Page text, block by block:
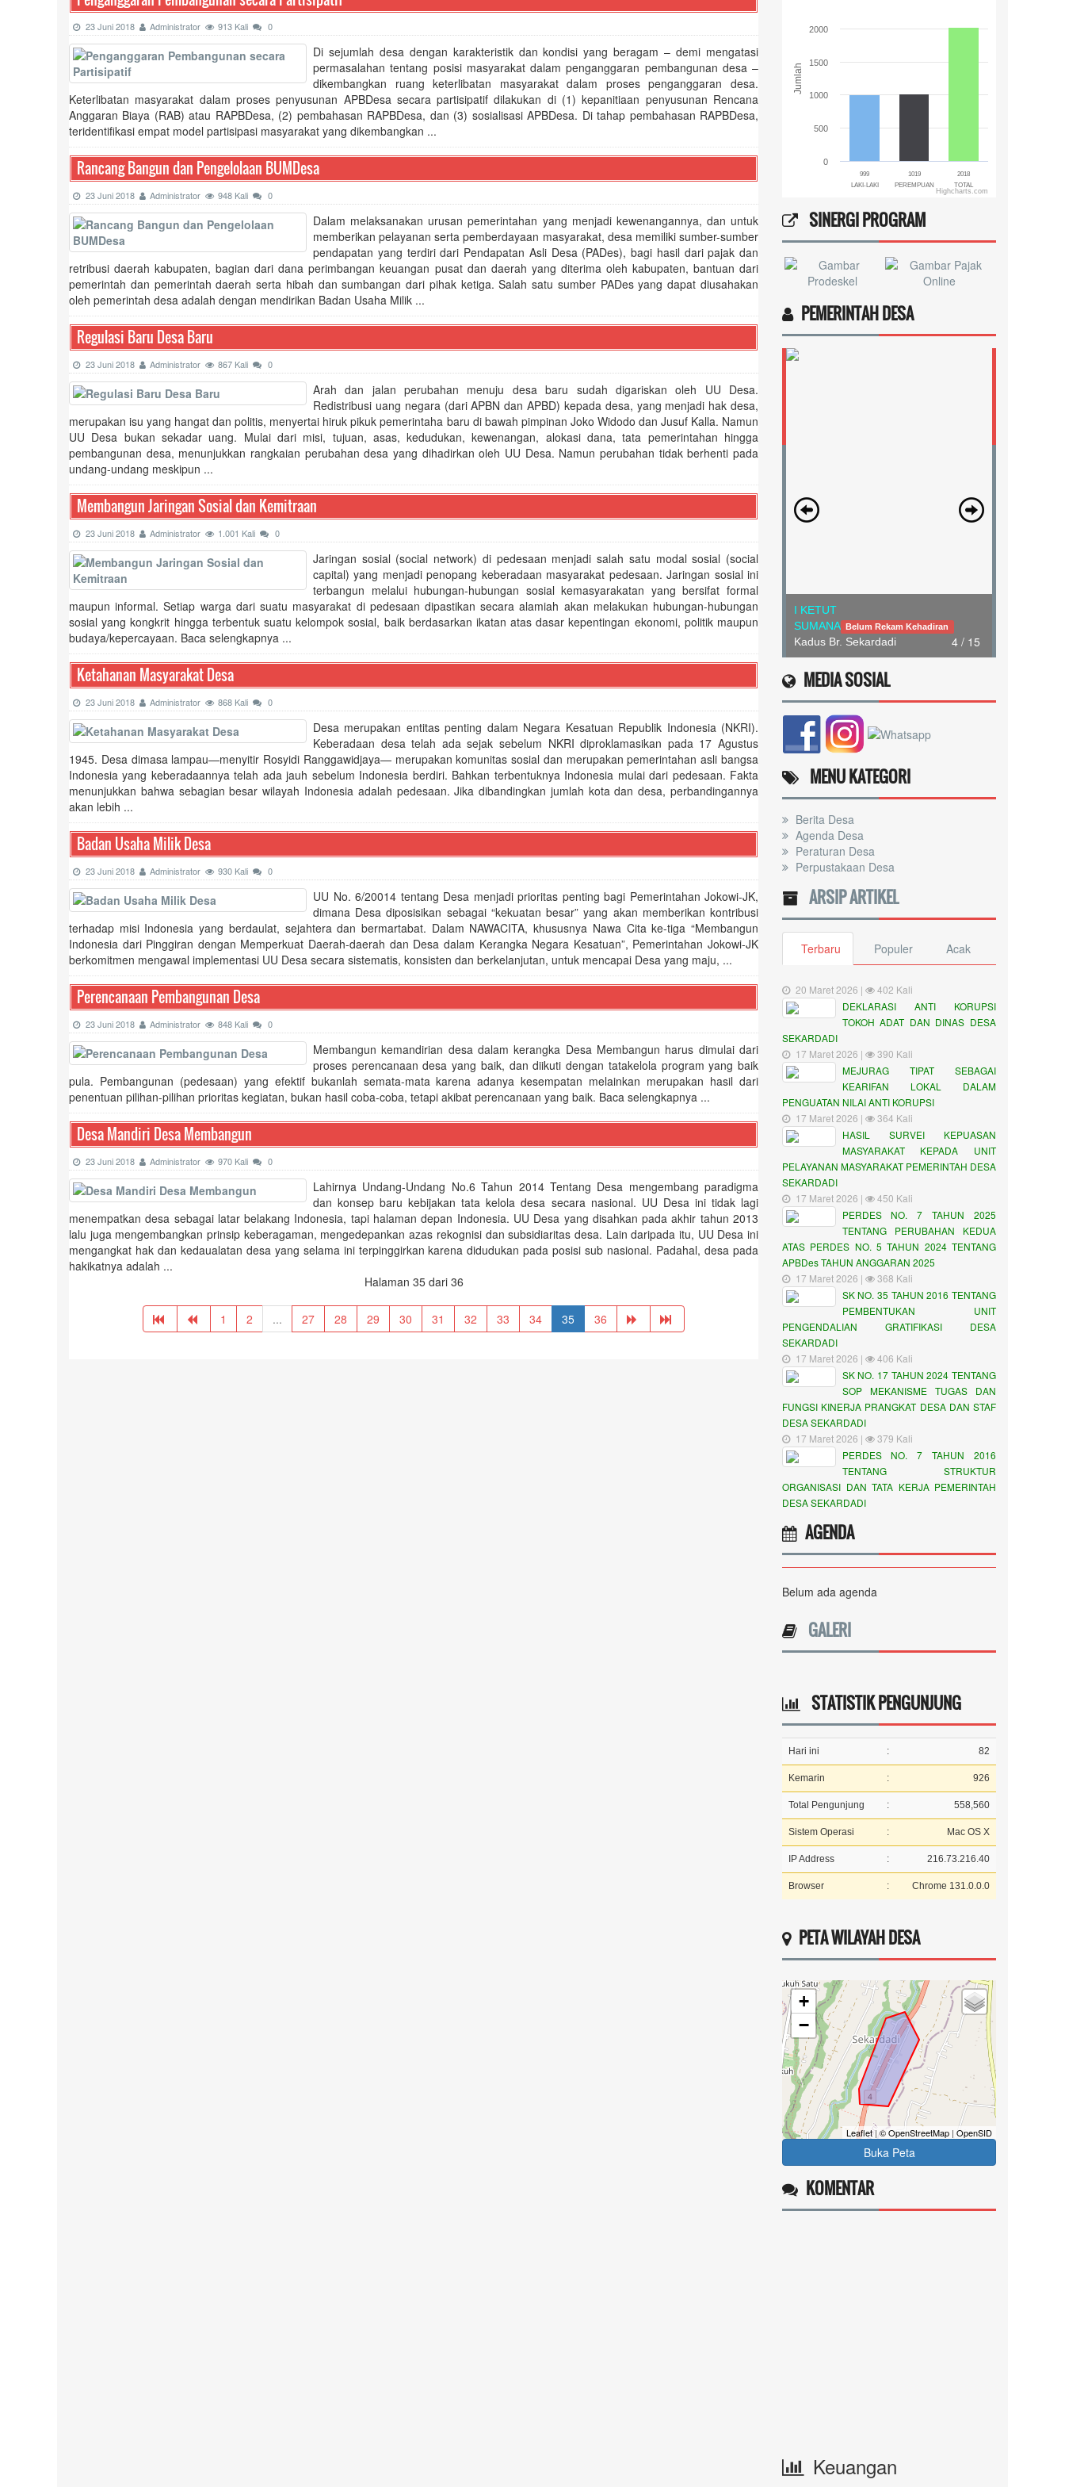
23 Juni 2018 Administrator 913 Kali 0
Di sejumlah desa dengan karakteristik dan kondisi yang beragam – demi mengatasi
permasalahan tentang posisi masyarakat dalam penganggaran pembangunan desa –
dikembangkan ruang keterlibatan masyarakat dalam proses penganggaran desa.
Keterlibatan masyarakat dalam proses penyusunan APBDesa secara partisipatif dilakukan di (1) kepanitiaan penyusunan Rencana
Anggaran Biaya (RAB) atau RAPBDesa, (2) pembahasan RAPBDesa, dan (3) sosialisasi APBDesa. Di tahap pembahasan RAPBDesa,
teridentifikasi empat model partisipasi masyarakat yang dikembangkan ...
Rancang Bangun dan Pengelolaan BUMDesa
23 Juni 2018 Administrator 948 Kali 0
Dalam melaksanakan urusan pemerintahan yang menjadi kewenangannya, dan untuk
memberikan pelayanan serta pemberdayaan masyarakat, desa memiliki sumber-sumber
pendapatan yang terdiri dari Pendapatan Asli Desa (PADes), bagi hasil dari pajak dan
retribusi daerah kabupaten, bagian dari dana perimbangan keuangan pusat dan daerah yang diterima oleh kabupaten, bantuan dari
pemerintah dan pemerintah daerah serta hibah dan sumbangan dari pihak ketiga. Salah satu sumber PADes yang dapat diusahakan
oleh pemerintah desa adalah dengan mendirikan Badan Usaha Milik ...
Regulasi Baru Desa Baru
23 Juni 2018 Administrator 867 Kali 0
Arah dan jalan perubahan menuju desa baru sudah digariskan oleh UU Desa.
Redistribusi uang negara (dari APBN dan APBD) kepada desa, yang menjadi hak desa,
merupakan isu yang hangat dan politis, menyertai hiruk pikuk pemerintaha baru di bawah pimpinan Joko Widodo dan Jusuf Kalla. Namun
UU Desa bukan sekadar uang. Mulai dari misi, tujuan, asas, kedudukan, kewenangan, alokasi dana, tata pemerintahan hingga
pembangunan desa, menunjukkan rangkaian perubahan desa yang dihadirkan oleh UU Desa. Namun perubahan tidak berhenti pada
undang-undang meskipun ...
Membangun Jaringan Sosial dan Kemitraan
23 Juni 2018 Administrator 1.001 Kali 0
Jaringan sosial (social network) di pedesaan menjadi salah satu modal sosial (social
capital) yang menjadi penopang keberadaan masyarakat pedesaan. Jaringan sosial ini
terbangun melalui hubungan-hubungan sosial kemasyarakatan yang bersifat formal
maupun informal. Setiap warga dari suatu masyarakat di pedesaan dipastikan secara alamiah akan melakukan hubungan-hubungan
sosial yang kongkrit hingga terbentuk suatu kelompok sosial, baik berdasarkan ikatan atas dasar kepentingan ekonomi, politik maupun
budaya/kepercayaan. Baca selengkapnya ...
Ketahanan Masyarakat Desa
23 Juni 2018 Administrator 868 Kali 0
Desa merupakan entitas penting dalam Negara Kesatuan Republik Indonesia (NKRI).
Keberadaan desa telah ada sejak sebelum NKRI diproklamasikan pada 17 Agustus
1945. Desa dimasa lampau—menyitir Rosyidi Ranggawidjaya— merupakan komunitas sosial dan merupakan pemerintahan asli bangsa
Indonesia yang keberadaannya telah ada jauh sebelum Indonesia berdiri. Bahkan terbentuknya Indonesia mulai dari pedesaan. Fakta
menunjukkan bahwa sebagian besar wilayah Indonesia adalah pedesaan. Jika dibandingkan jumlah kota dan desa, perbandingannya
akan lebih ...
Badan Usaha Milik Desa
23 Juni 2018 Administrator 930 Kali 0
UU No. 6/20014 tentang Desa menjadi prioritas penting bagi Pemerintahan Jokowi-JK,
dimana Desa diposisikan sebagai “kekuatan besar” yang akan memberikan kontribusi
terhadap misi Indonesia yang berdaulat, sejahtera dan bermartabat. Dalam NAWACITA, khususnya Nawa Cita ke-tiga “Membangun
Indonesia dari Pinggiran dengan Memperkuat Daerah-daerah dan Desa dalam Kerangka Negara Kesatuan”, Pemerintahan Jokowi-JK
berkomitmen mengawal implementasi UU Desa secara sistematis, konsisten dan berkelanjutan, untuk mencapai Desa yang maju, ...
Perencanaan Pembangunan Desa
23 Juni 2018 Administrator 848 Kali 0
Membangun kemandirian desa dalam kerangka Desa Membangun harus dimulai dari
proses perencanaan desa yang baik, dan diikuti dengan tatakelola program yang baik
pula. Pembangunan (pedesaan) yang efektif bukanlah semata-mata karena adanya kesempatan melainkan merupakan hasil dari
penentuan pilihan-pilihan prioritas kegiatan, bukan hasil coba-coba, tetapi akibat perencanaan yang baik. Baca selengkapnya ...
Desa Mandiri Desa Membangun
23 Juni 2018 Administrator 970 Kali 0
Lahirnya Undang-Undang No.6 Tahun 2014 Tentang Desa mengembang paradigma
dan konsep baru kebijakan tata kelola desa secara nasional. UU Desa ini tidak lagi
menempatkan desa sebagai latar belakang Indonesia, tapi halaman depan Indonesia. UU Desa yang disahkan pada akhir tahun 2013
lalu juga mengembangkan prinsip keberagaman, mengedepankan azas rekognisi dan subsidiaritas desa. Lain daripada itu, UU Desa ini
mengangkat hak dan kedaualatan desa yang selama ini terpinggirkan karena didudukan pada posisi sub nasional. Padahal, desa pada
hakikatnya adalah ...
Halaman 35 dari 36
1 2 ... 27 28 29 30 31 32 33 34 35 36
The chart has 1 Y axis displaying Jumlah. Range: 0 to
Jumlah
999
LAKI-LAKI
1019
PEREMPUAN
2018
TOTAL
0
500
1000
1500
2000
Highcharts.com
SINERGI PROGRAM
PEMERINTAH DESA
4 / 15
I KETUT
SUMANA Belum Rekam Kehadiran
Kadus Br. Sekardadi
MEDIA SOSIAL
MENU KATEGORI
Berita Desa
Agenda Desa
Peraturan Desa
Perpustakaan Desa
ARSIP ARTIKEL
Terbaru Populer Acak
20 Maret 2026 |
402 Kali
DEKLARASI ANTI KORUPSI
TOKOH ADAT DAN DINAS DESA
SEKARDADI
17 Maret 2026 |
390 Kali
MEJURAG TIPAT SEBAGAI
KEARIFAN LOKAL DALAM
PENGUATAN NILAI ANTI KORUPSI
17 Maret 2026 |
364 Kali
HASIL SURVEI KEPUASAN
MASYARAKAT KEPADA UNIT
PELAYANAN MASYARAKAT PEMERINTAH DESA
SEKARDADI
17 Maret 2026 |
450 Kali
PERDES NO. 7 TAHUN 2025
TENTANG PERUBAHAN KEDUA
ATAS PERDES NO. 5 TAHUN 2024 TENTANG
APBDes TAHUN ANGGARAN 2025
17 Maret 2026 |
368 Kali
SK NO. 35 TAHUN 2016 TENTANG
PEMBENTUKAN UNIT
PENGENDALIAN GRATIFIKASI DESA
SEKARDADI
17 Maret 2026 |
406 Kali
SK NO. 17 TAHUN 2024 TENTANG
SOP MEKANISME TUGAS DAN
FUNGSI KINERJA PRANGKAT DESA DAN STAF
DESA SEKARDADI
17 Maret 2026 |
379 Kali
PERDES NO. 7 TAHUN 2016
TENTANG STRUKTUR
ORGANISASI DAN TATA KERJA PEMERINTAH
DESA SEKARDADI
AGENDA
Belum ada agenda
GALERI
STATISTIK PENGUNJUNG
Hari ini : 82
Kemarin : 926
Total Pengunjung : 558,560
Sistem Operasi : Mac OS X
IP Address : 216.73.216.40
Browser : Chrome 131.0.0.0
PETA WILAYAH DESA
+
−
Leaflet| © OpenStreetMap | OpenSID
Buka Peta
KOMENTAR
Keuangan